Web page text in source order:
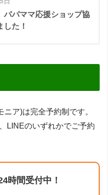
パパママ応援ショップ協
した！
ア)は完全予約制です。
LINEのいずれかでご予約
時間受付中！